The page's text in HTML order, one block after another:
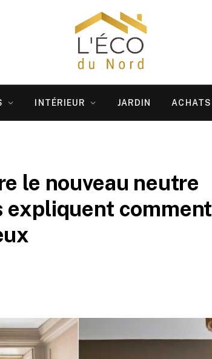
INTÉRIEUR JARDIN ACHATS
le nouveau neutre
expliquent comment